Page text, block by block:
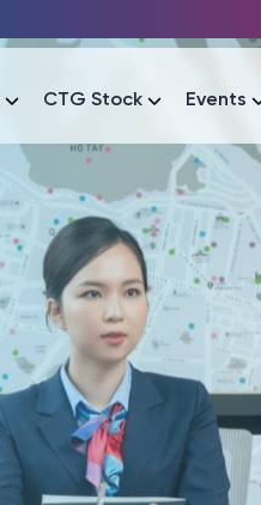
Công bố thông tin Sự kiện
CTG Stock Events
Công bố thông tin Sự kiện